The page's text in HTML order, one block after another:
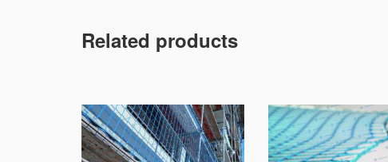
Related products